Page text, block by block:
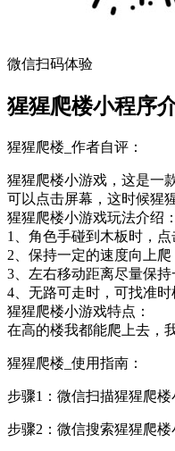
微信扫码体验
猩猩爬楼小程序
猩猩爬楼_作者自评：
猩猩爬楼小游戏，这是一
可以点击屏幕，这时候猩
猩猩爬楼小游戏玩法介绍：
1、角色手碰到木板时，
2、保持一定的速度向上
3、左右移动距离尽量保
4、无路可走时，可找准时
猩猩爬楼小游戏特点：
在高的楼我都能爬上去，
猩猩爬楼_使用指南：
步骤1：微信扫描猩猩爬
步骤2：微信搜索猩猩爬